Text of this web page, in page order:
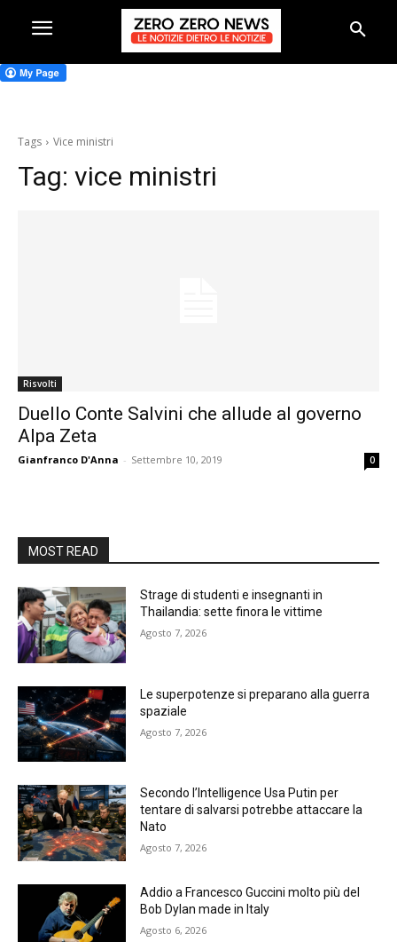
Tags Vice ministri
Tag: vice ministri
Risvolti
Duello Conte Salvini che allude al governo
Alpa Zeta
Gianfranco D'Anna - Settembre 10, 2019 0
MOST READ
Strage di studenti e insegnanti in
Thailandia: sette finora le vittime
Agosto 7, 2026
Le superpotenze si preparano alla guerra
spaziale
Agosto 7, 2026
Secondo l’Intelligence Usa Putin per
tentare di salvarsi potrebbe attaccare la
Nato
Agosto 7, 2026
Addio a Francesco Guccini molto più del
Bob Dylan made in Italy
Agosto 6, 2026